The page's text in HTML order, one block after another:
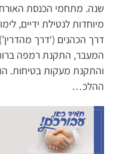
שנה. מתחמי הכנסת
מיוחדות לנטילת ידיים,
דרך הכהנים (‘דרך
המעבר, התקנת רמפה
והתקנת מעקות בטיחות.
ההלכ…